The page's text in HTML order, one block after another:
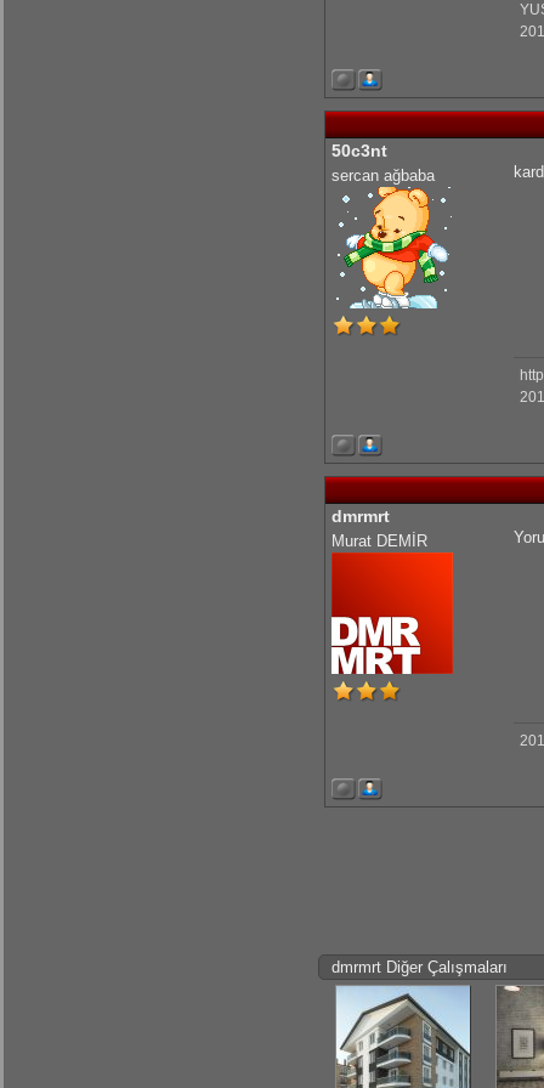
50c3nt
sercan ağbaba
dmrmrt
Murat DEMİR
dmrmrt Diğer Çalışmaları